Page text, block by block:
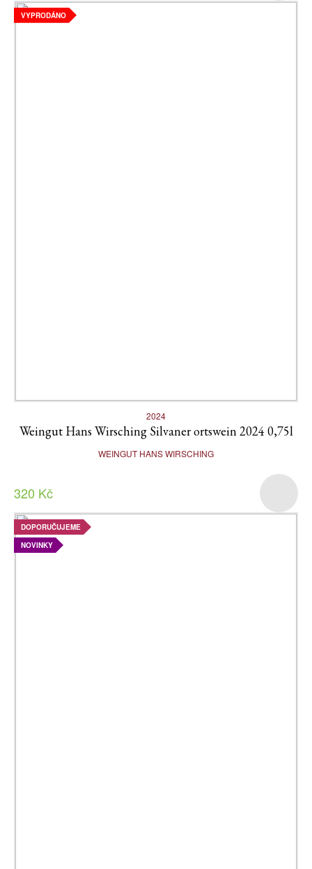
VYPRODÁNO
2024
Weingut Hans Wirsching Silvaner ortswein 2024 0,75l
WEINGUT HANS WIRSCHING
320 Kč
DOPORUČUJEME
NOVINKY